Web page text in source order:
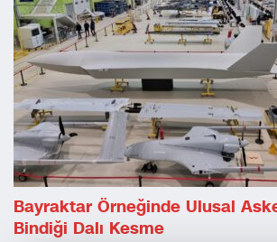
Bayraktar Örneğinde Ulusal
Bindiği Dalı Kesme